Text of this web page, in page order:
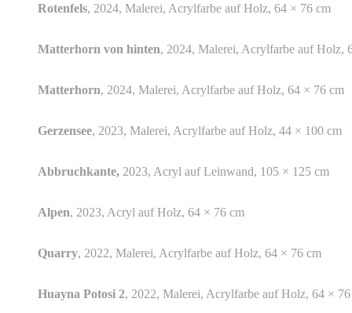
Rotenfels, 2024, Malerei, Acrylfarbe auf Holz, 64 × 76 cm
Matterhorn von hinten, 2024, Malerei, Acrylfarbe auf Holz,
Matterhorn, 2024, Malerei, Acrylfarbe auf Holz, 64 × 76 cm
Gerzensee, 2023, Malerei, Acrylfarbe auf Holz, 44 × 100 cm
Abbruchkante, 2023, Acryl auf Leinwand, 105 × 125 cm
Alpen, 2023, Acryl auf Holz, 64 × 76 cm
Quarry, 2022, Malerei, Acrylfarbe auf Holz, 64 × 76 cm
Huayna Potosi 2, 2022, Malerei, Acrylfarbe auf Holz, 64 ×